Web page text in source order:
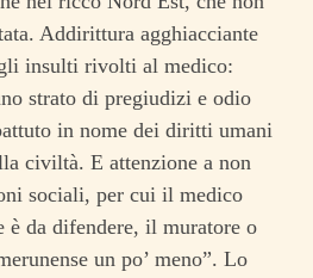
Addirittura agghiacciante
insulti rivolti al medico:
strato di pregiudizi e odio
in nome dei diritti umani
civiltà. E attenzione a non
sociali, per cui il medico
è da difendere, il muratore o
un po’ meno”. Lo